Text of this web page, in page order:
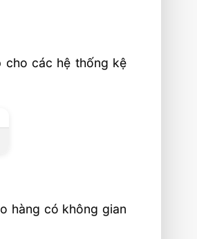
cho các hệ thống kệ
hàng có không gian